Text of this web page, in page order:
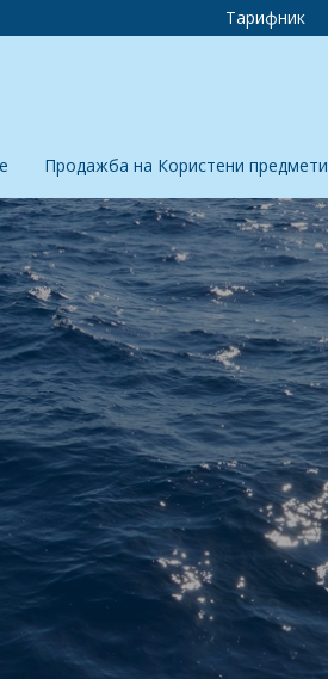
Тарифник
Продажба на Користени предмети